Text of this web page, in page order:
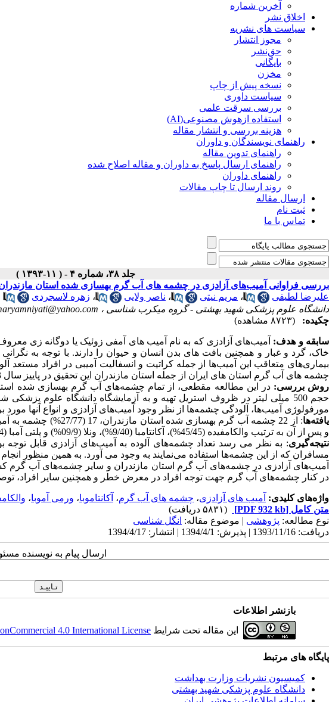
آخرین شماره
اخلاق نشر
سیاست های نشریه
مجوز انتشار
حق‌نشر
بایگانی
مخزن
نسخه پیش از چاپ
سیاست داوری
بررسی سرقت علمی
استفاده ازهوش مصنوعی(AI)
هزینه بررسی و انتشار مقاله
راهنمای نویسندگان و داوران
راهنمای تدوین مقاله
راهنمای ارسال پاسخ به داوران و مقاله اصلاح شده
راهنمای داوران
روند ارسال تا چاپ مقالات
ارسال مقاله
ثبت نام
تماس با ما
جلد ۳۸، شماره ۴ - ( ۱۱-۱۳۹۳ )
بررسی فراوانی آمیب‌های آزادزی در چشمه های آب گرم بهسازی شده استان مازندران در
علیرضا لطیفی
، مریم نیتی ، ناصر ولایی ، زهره لاسجردی
دانشگاه علوم پزشکی شهید بهشتی - گروه میکرب شناسی ،
چکیده:
(۸۷۲۳ مشاهده)
سابقه و هدف: آمیب‌های آزادزی که به نام آمیب های آمفی زوئیک یا دوگانه زی
خاک، گرد و غبار و همچنین بافت های بدن انسان و حیوان را دارند. با توجه به
بیماری‌های متعاقب این آمیب‌ها از جمله کراتیت و انسفالیت آمیبی در افراد
چشمه های آب گرم استان های ایران از جمله استان مازندران این تحقیق در پاییز سال 1393 انجام گرفت.
روش بررسی:
حجم 500 میلی لیتر در ظروف استریل تهیه و به آزمایشگاه دانشگاه
مورفولوژی آمیب‌ها، آلودگی چشمه‌ها از نظر وجود آمیب‌های آزادزی و انواع آنها
یافته‌ها
و پس از آن به ترتیب والکامفیده (45/45%)، آکانتامبا (9/40%)، ونلا (09/9%) و پلتی آمبا (54/4%) بودند.
نتیجه‌گیری: به نظر می رسد تعداد چشمه‌های آلوده به آمیب‌های آزادزی قابل توجه
مسافران که از این چشمه‌ها استفاده می‌نمایند به وجود می آورد. به همین منظور
آمیب‌های آزادزی در چشمه‌های آب گرم استان مازندران و سایر چشمه‌های آب گرم
در کنار چشمه‌های آب گرم جهت توجه افراد در معرض خطر و همچنین سایر افراد،
واژه‌های کلیدی: آمیب های آزادزی، چشمه های آب گرم، آکانتاموبا، ورمی آموبا،
متن کامل [PDF 932 kb]
(۵۸۳۱ دریافت)
نوع مطالعه: پژوهشی | موضوع مقاله: انگل شناسی
دریافت: 1393/11/16 | پذیرش: 1394/4/1 | انتشار: 1394/4/17
ارسال پیام به نویسنده
بازنشر اطلاعات
این مقاله تحت شرایط 4.0 International License
پایگاه های مرتبط
کمیسیون نشریات وزارت بهداشت
دانشگاه علوم پزشکی شهید بهشتی